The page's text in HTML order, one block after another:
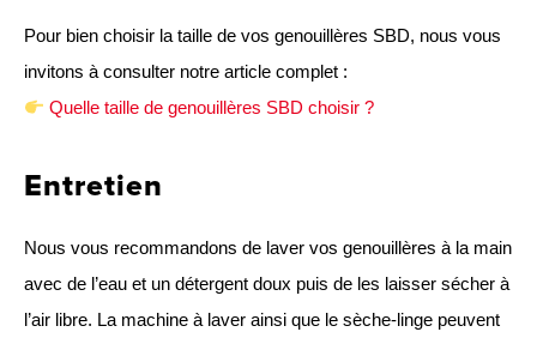
Pour bien choisir la taille de vos genouillères SBD, nous vous
invitons à consulter notre article complet :
Quelle taille de genouillères SBD choisir ?
Entretien
Nous vous recommandons de laver vos genouillères à la main
avec de l’eau et un détergent doux puis de les laisser sécher à
l’air libre. La machine à laver ainsi que le sèche-linge peuvent